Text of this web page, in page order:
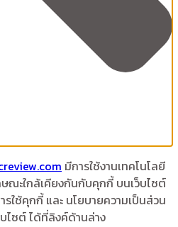
มีการใช้งานเทคโนโลยี
ณะใกล้เคียงกันกับคุกกี้ บนเว็บไซต์
รใช้คุกกี้ และ นโยบายความเป็นส่วน
ไซต์ ได้ที่ลิงค์ด้านล่าง